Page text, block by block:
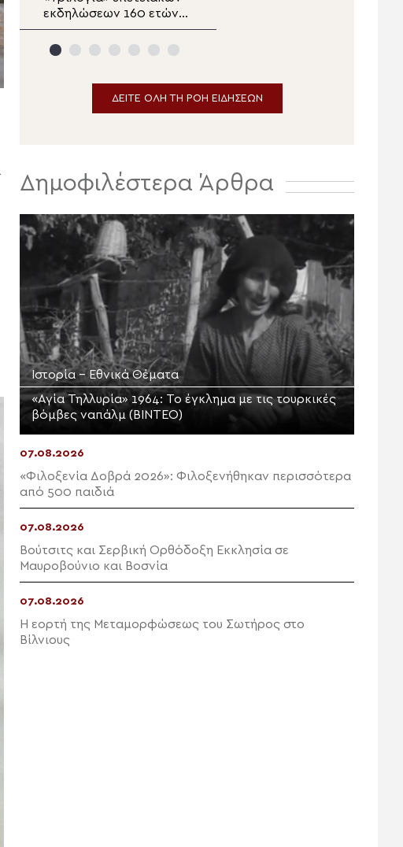
εκδηλώσεων 160 ετών
από την Αρκαδική
Εθελοθυσία
ΔΕΙΤΕ ΟΛΗ ΤΗ ΡΟΗ ΕΙΔΗΣΕΩΝ
Δημοφιλέστερα Άρθρα
Ιστορία - Εθνικά Θέματα
«Αγία Τηλλυρία» 1964: Το έγκλημα με τις τουρκικές
βόμβες ναπάλμ (ΒΙΝΤΕΟ)
07.08.2026
«Φιλοξενία Δοβρά 2026»: Φιλοξενήθηκαν περισσότερα
από 500 παιδιά
07.08.2026
Βούτσιτς και Σερβική Ορθόδοξη Εκκλησία σε
Μαυροβούνιο και Βοσνία
07.08.2026
Η εορτή της Μεταμορφώσεως του Σωτήρος στο
Βίλνιους